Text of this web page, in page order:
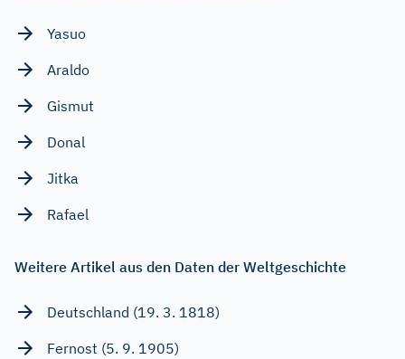
Yasuo
Araldo
Gismut
Donal
Jitka
Rafael
Weitere Artikel aus den Daten der Weltgeschichte
Deutschland (19. 3. 1818)
Fernost (5. 9. 1905)